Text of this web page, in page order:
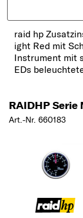
raid hp
ight Red mit
Instrument mit
EDs
RAIDHP
Art.-Nr. 660183